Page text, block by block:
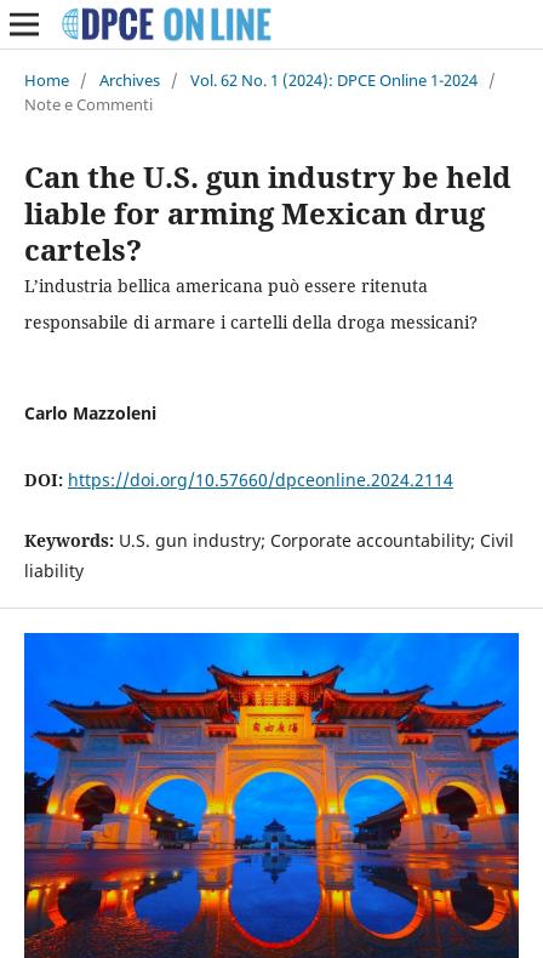
Home / Archives / Vol. 62 No. 1 (2024): DPCE Online 1-2024 /
Note e Commenti
Can the U.S. gun industry be held
liable for arming Mexican drug
cartels?
L’industria bellica americana può essere ritenuta
responsabile di armare i cartelli della droga messicani?
Carlo Mazzoleni
DOI: https://doi.org/10.57660/dpceonline.2024.2114
Keywords: U.S. gun industry; Corporate accountability; Civil
liability